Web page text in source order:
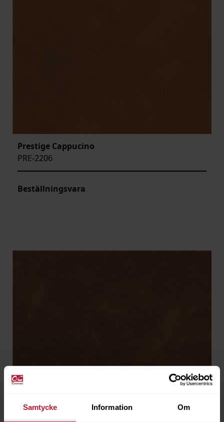
Samtycke Information Om
Prestige Cappucino
PRE-2206
Beställningsvara